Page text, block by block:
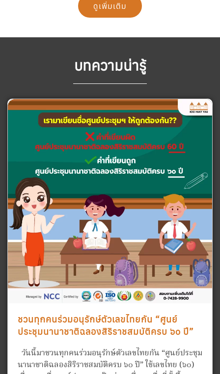
ดูเพิ่มเติม
บทความน่ารู้
ชวนทุกคนร่วมอนุรักษ์ตัวเลขไทยกัน “ศูนย์
ประชุมนานาชาติฉลองสิริราชสมบัติครบ ๖๐ ปี”
วันนี้มาชวนทุกคนร่วมอนุรักษ์ตัวเลขไทยกัน “ศูนย์ประชุม
นานาชาติฉลองสิริราชสมบัติครบ ๖๐ ปี” ใช้เลขไทย (๖๐)